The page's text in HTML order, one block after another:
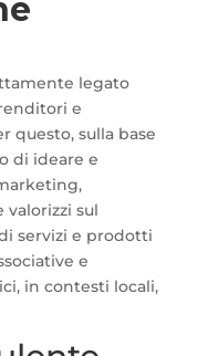
legato
e
questo, sulla base
di ideare e
sul
servizi e prodotti
e
in contesti locali,